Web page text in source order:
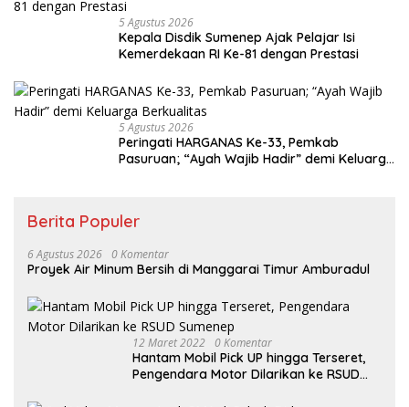
5 Agustus 2026
Kepala Disdik Sumenep Ajak Pelajar Isi
Kemerdekaan RI Ke-81 dengan Prestasi
5 Agustus 2026
Peringati HARGANAS Ke-33, Pemkab
Pasuruan; “Ayah Wajib Hadir” demi Keluarga
Berita Populer
6 Agustus 2026 0 Komentar
Proyek Air Minum Bersih di Manggarai Timur Amburadul
12 Maret 2022 0 Komentar
Hantam Mobil Pick UP hingga Terseret,
Pengendara Motor Dilarikan ke RSUD